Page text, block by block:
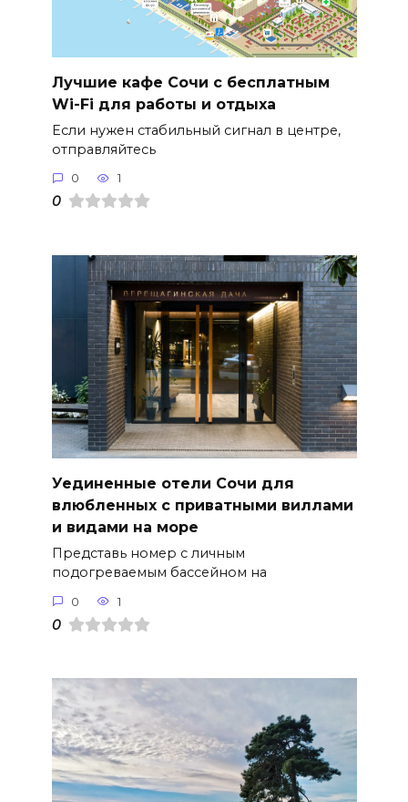
Лучшие кафе Сочи с бесплатным
Wi-Fi для работы и отдыха
Если нужен стабильный сигнал в центре,
отправляйтесь
0 1
0
Уединенные отели Сочи для
влюбленных с приватными виллами
и видами на море
Представь номер с личным
подогреваемым бассейном на
0 1
0